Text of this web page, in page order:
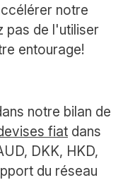
notre
pas de l'utiliser
entourage!
notre bilan de
fiat dans
DKK, HKD,
du réseau